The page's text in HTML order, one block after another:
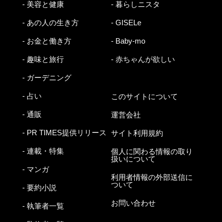
- 美容と健康
- あの人の生き方
- お金と働き方
- 趣味と旅行
- ガーデニング
- 占い
- 通販
- PR TIMES提供リリース
- 連載・特集
- マンガ
- 要約小説
- 執筆者一覧
- 暮らしニスタ
- GISELe
- Baby-mo
- 赤ちゃんが欲しい
このサイトについて
運営会社
サイト利用規約
個人に関わる情報の取り
扱いについて
利用者情報の外部送信に
ついて
お問い合わせ